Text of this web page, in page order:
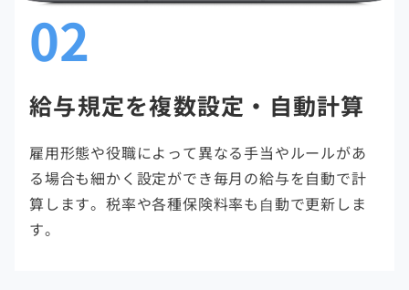
02
給与規定を複数設定・自動計算
雇用形態や役職によって異なる手当やルールがあ
る場合も細かく設定ができ毎月の給与を自動で計
算します。税率や各種保険料率も⾃動で更新しま
す。